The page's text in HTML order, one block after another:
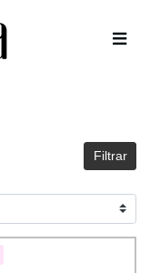
Filtrar